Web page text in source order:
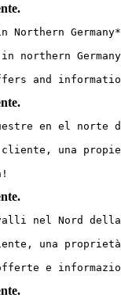
Northern
in northern
and
en el norte
cliente, una
nel Nord della
una
e